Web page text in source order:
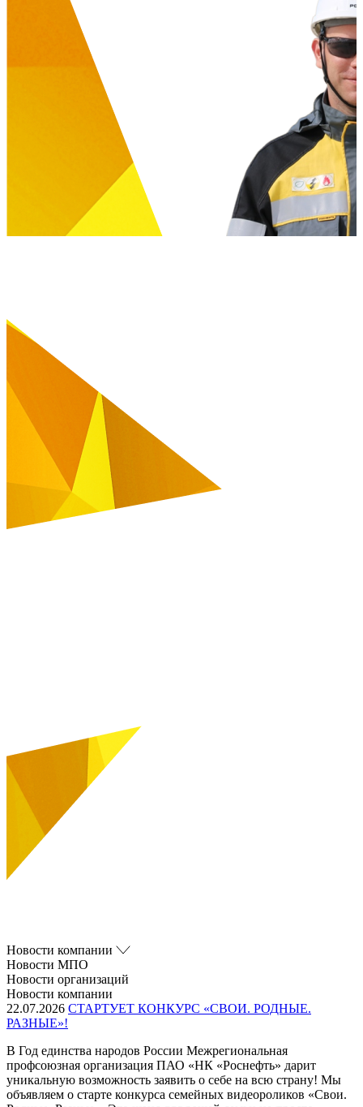
Новости компании
Новости МПО
Новости организаций
Новости компании
22.07.2026 СТАРТУЕТ КОНКУРС «СВОИ. РОДНЫЕ.
РАЗНЫЕ»!
В Год единства народов России Межрегиональная
профсоюзная организация ПАО «НК «Роснефть» дарит
уникальную возможность заявить о себе на всю страну! Мы
объявляем о старте конкурса семейных видеороликов «Свои.